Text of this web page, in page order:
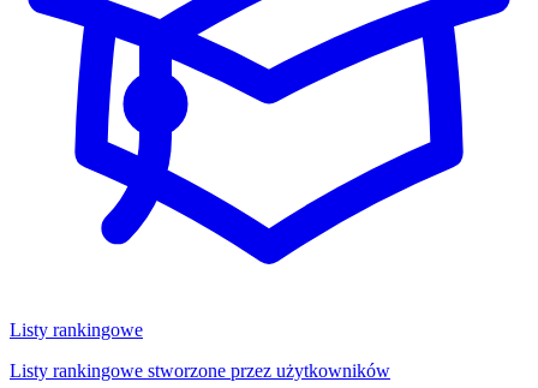
Listy rankingowe
Listy rankingowe stworzone przez użytkowników